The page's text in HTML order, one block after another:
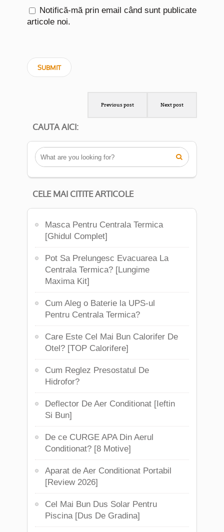
Notifică-mă prin email când sunt publicate
articole noi.
Previous post Next post
CAUTA AICI:

CELE MAI CITITE ARTICOLE
Masca Pentru Centrala Termica
[Ghidul Complet]
Pot Sa Prelungesc Evacuarea La
Centrala Termica? [Lungime
Maxima Kit]
Cum Aleg o Baterie la UPS-ul
Pentru Centrala Termica?
Care Este Cel Mai Bun Calorifer De
Otel? [TOP Calorifere]
Cum Reglez Presostatul De
Hidrofor?
Deflector De Aer Conditionat [Ieftin
Si Bun]
De ce CURGE APA Din Aerul
Conditionat? [8 Motive]
Aparat de Aer Conditionat Portabil
[Review 2026]
Cel Mai Bun Dus Solar Pentru
Piscina [Dus De Gradina]